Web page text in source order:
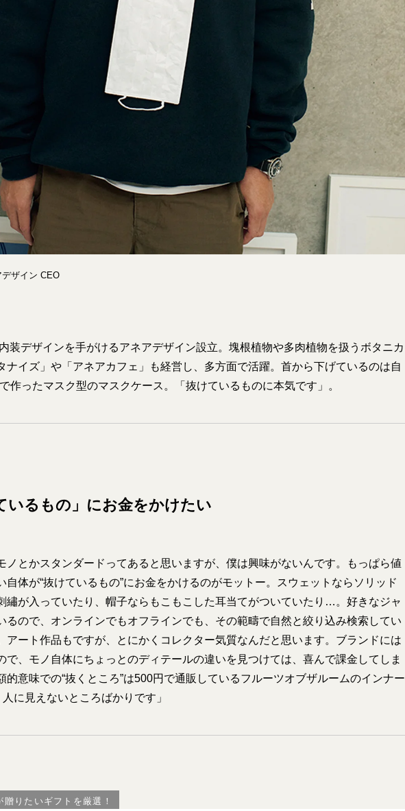
ザイン CEO
装デザインを手がけるアネアデザイン設立。塊根植物や多肉植物を扱うボタニカ
ナイズ」や「アネアカフェ」も経営し、多方面で活躍。首から下げているのは自
作ったマスク型のマスクケース。「抜けているものに本気です」。
いるもの」にお金をかけたい
ノとかスタンダードってあると思いますが、僕は興味がないんです。もっぱら値
自体が“抜けているもの”にお金をかけるのがモットー。スウェットならソリッド
繡が入っていたり、帽子ならもこもこした耳当てがついていたり…。好きなジャ
るので、オンラインでもオフラインでも、その範疇で自然と絞り込み検索してい
アート作品もですが、とにかくコレクター気質なんだと思います。ブランドには
で、モノ自体にちょっとのディテールの違いを見つけては、喜んで課金してしま
的意味での“抜くところ”は500円で通販しているフルーツオブザルームのインナー
に見えないところばかりです」
りたいギフトを厳選！